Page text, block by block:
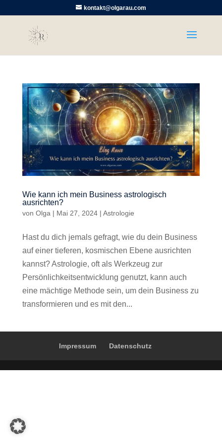
kontakt@olgarau.com
Wie kann ich mein Business astrologisch
ausrichten?
von Olga| Mai 27, 2024| Astrologie
Hast du dich jemals gefragt, wie du dein Business
auf einer tieferen, kosmischen Ebene ausrichten
kannst? Astrologie, oft als Werkzeug zur
Persönlichkeitsentwicklung genutzt, kann auch
eine mächtige Methode sein, um dein Business zu
transformieren und es mit den...
Impressum Datenschutz